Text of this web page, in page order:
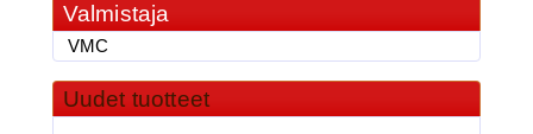
Valmistaja
VMC
Uudet tuotteet